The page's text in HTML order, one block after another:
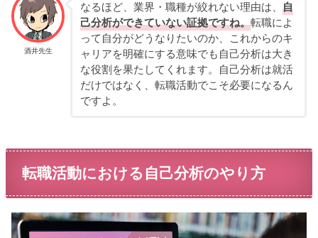
酒井先生
なるほど、業界・職種が絞れない理由は、 自
己分析ができていない証拠ですね。転職によ
って自分がどうなりたいのか、これからのキ
ャリアを明確にする意味でも自己分析は大き
な役割を果たしてくれます。自己分析は就活
だけではなく、転職活動でこそ必要になるん
ですよ。
転職活動における自己分析のやり方